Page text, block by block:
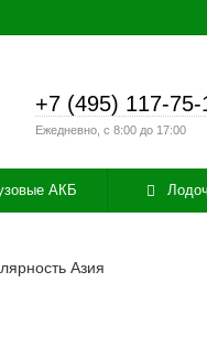
+7 (495) 117-75-
Ежедневно, с 8:00 до 17:00
АКБ
Азия